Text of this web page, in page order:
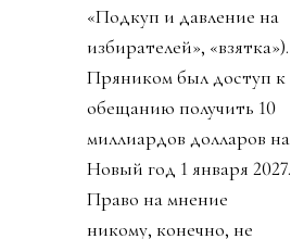
«Подкуп и давление на
избирателей», «взятка»).
Пряником был доступ к
обещанию получить 10
миллиардов долларов на
Новый год 1 января 2027.
Право на мнение
никому, конечно, не